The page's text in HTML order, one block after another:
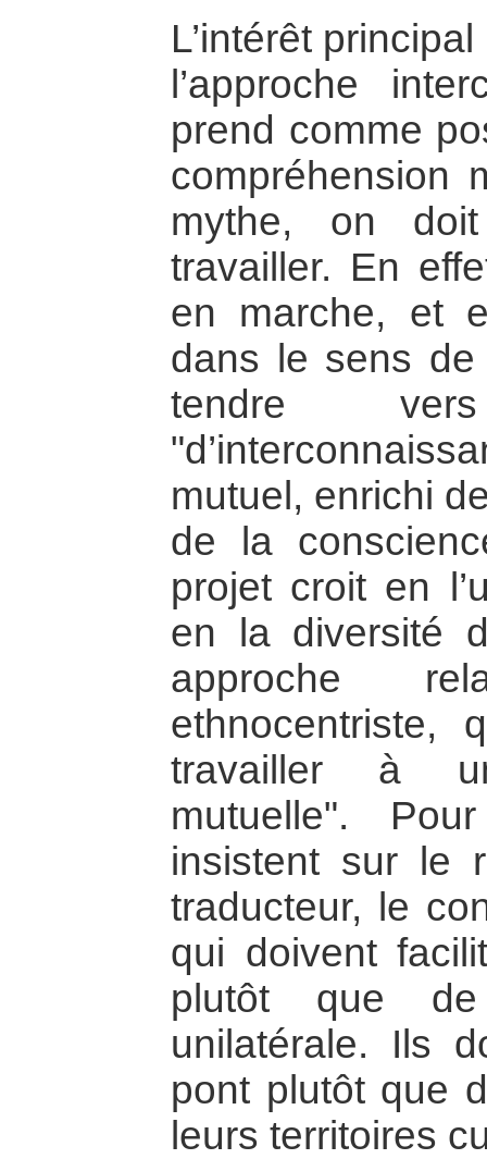
L’intérêt
l’approche
prend comme
compréhension
mythe, on
travailler. En
en marche, et
dans le sens de
tendre
mutuel, enrichi
de la
projet croit en
en la diversité
approche
ethnocentriste,
travailler à
mutuelle".
insistent sur le
traducteur, le
qui doivent
plutôt que
unilatérale. Ils
pont plutôt que
leurs territoires